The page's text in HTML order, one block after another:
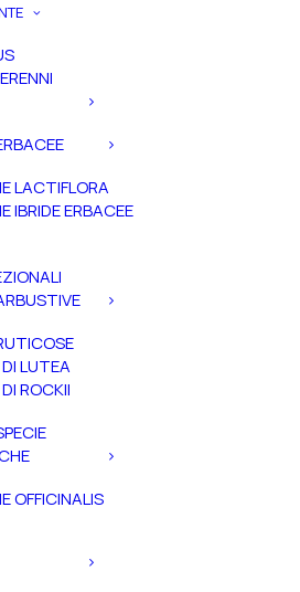
LACTIFLORA
IBRIDE ERBACEE
LUTEA
ROCKII
OFFICINALIS